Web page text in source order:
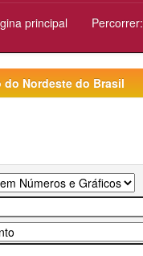
principal Percorrer:
do Nordeste do Brasil